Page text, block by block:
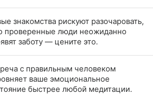
знакомства рискуют разочаровать,
проверенные люди неожиданно
заботу — цените это.
с правильным человеком
ваше эмоциональное
быстрее любой медитации.